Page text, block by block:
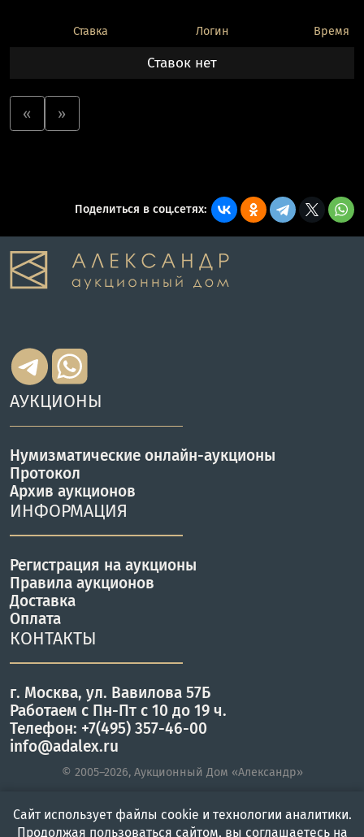
Ставка Логин Время
Ставок нет
« »
Поделиться в соц.сетях:
АУКЦИОНЫ
Нумизматические онлайн-аукционы
Протокол
Архив аукционов
ИНФОРМАЦИЯ
Регистрация на аукционы
Правила аукционов
Доставка
Оплата
КОНТАКТЫ
г. Москва, ул. Вавилова 57Б
Работаем с Пн-Пт с 10 до 19 ч.
Телефон: +7(495) 357-46-00
info@adalex.ru
© 2005–2026, Аукционный Дом «Александр»
Сайт использует файлы cookie и технологии аналитики.
Продолжая пользоваться сайтом, вы соглашаетесь на
Главная Войти Меню